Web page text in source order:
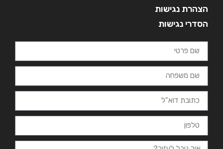
הצהרת נגישות
הסדרי נגישות